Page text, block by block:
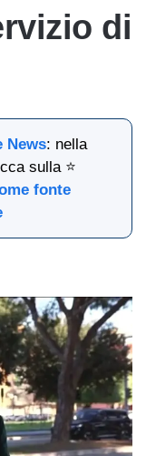
di
News: nella
sulla ⭐
fonte